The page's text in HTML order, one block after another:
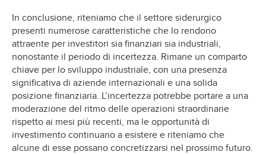
In conclusione, riteniamo che il settore siderurgico
presenti numerose caratteristiche che lo rendono
attraente per investitori sia finanziari sia industriali,
nonostante il periodo di incertezza. Rimane un comparto
chiave per lo sviluppo industriale, con una presenza
significativa di aziende internazionali e una solida
posizione finanziaria. L’incertezza potrebbe portare a una
moderazione del ritmo delle operazioni straordinarie
rispetto ai mesi più recenti, ma le opportunità di
investimento continuano a esistere e riteniamo che
alcune di esse possano concretizzarsi nel prossimo futuro.